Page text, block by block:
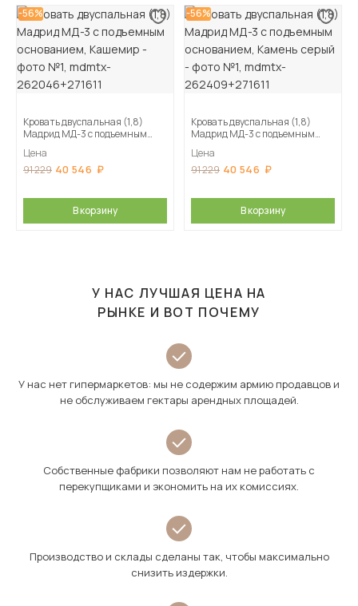
-56%
Кровать двуспальная (1,8)
Мадрид МД-3 с подъемным
Цена
91 229 40 546
В корзину
-56%
Кровать двуспальная (1,8)
Мадрид МД-3 с подъемным
Цена
91 229 40 546
В корзину
У НАС ЛУЧШАЯ ЦЕНА НА
РЫНКЕ И ВОТ ПОЧЕМУ
У нас нет гипермаркетов: мы не содержим армию продавцов и
не обслуживаем гектары арендных площадей.
Собственные фабрики позволяют нам не работать с
перекупщиками и экономить на их комиссиях.
Производство и склады сделаны так, чтобы максимально
снизить издержки.